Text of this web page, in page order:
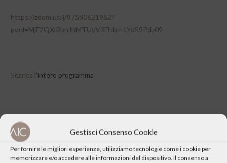
Gestisci Consenso Cookie
Per fornire le migliori esperienze, utilizziamo tecnologie come i cookie per
memorizzare e/o accedere alle informazioni del dispositivo. Il consenso a
https://zoom.us/j/97580621952?
pwd=MjF2QXlRbnJhMTUyV3FUbm1YdS9Pdz09
Scarica l’intero programma